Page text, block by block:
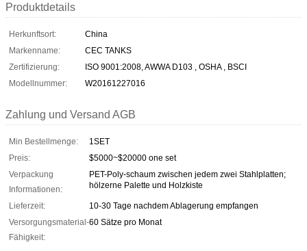
Produktdetails
Herkunftsort:
China
Markenname:
CEC TANKS
Zertifizierung:
ISO 9001:2008, AWWA D103 , OSHA , BSCI
Modellnummer:
W20161227016
Zahlung und Versand AGB
Min Bestellmenge:
1SET
Preis:
$5000~$20000 one set
Verpackung
Informationen:
PET-Poly-schaum zwischen jedem zwei Stahlplatten;
hölzerne Palette und Holzkiste
Lieferzeit:
10-30 Tage nachdem Ablagerung empfangen
Versorgungsmaterial-
Fähigkeit:
60 Sätze pro Monat